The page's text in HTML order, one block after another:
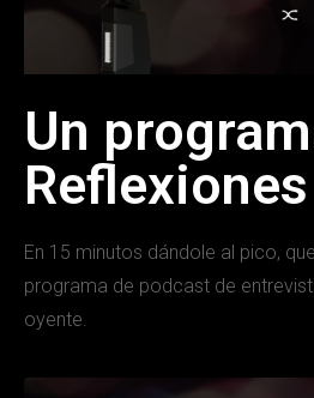
Un
En 15 minutos dándole al pico,
programa de podcast de
oyente.